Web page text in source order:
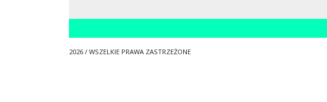
2026 / WSZELKIE PRAWA ZASTRZEŻONE